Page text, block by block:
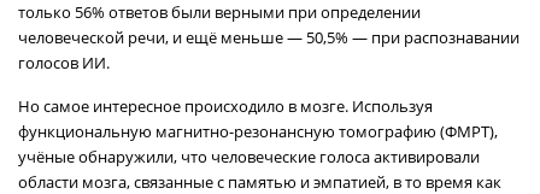
только 56% ответов были верными при определении
человеческой речи, и ещё меньше — 50,5% — при распознавании
голосов ИИ.
Но самое интересное происходило в мозге. Используя
функциональную магнитно-резонансную томографию (ФМРТ),
учёные обнаружили, что человеческие голоса активировали
области мозга, связанные с памятью и эмпатией, в то время как